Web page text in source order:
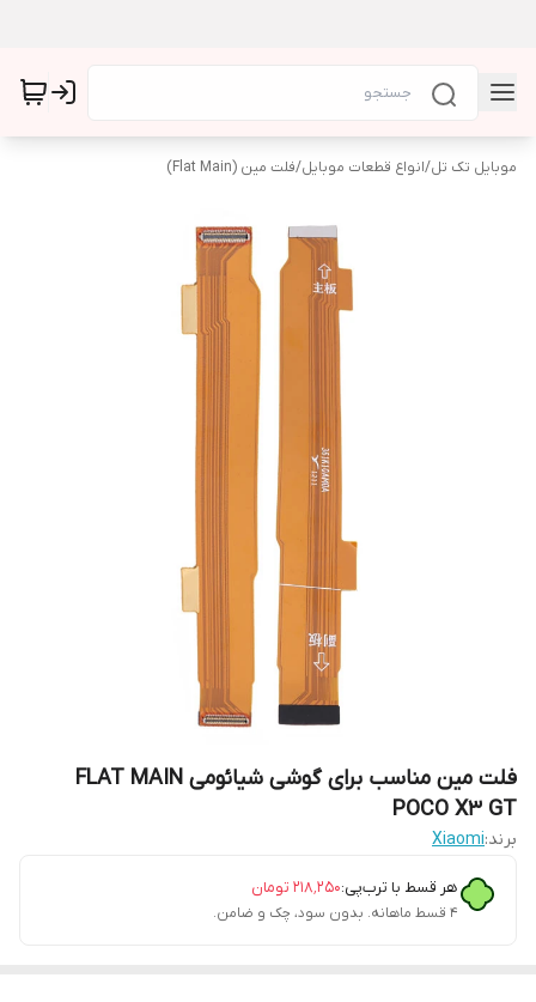
موبایل تک تل/انواع قطعات موبایل/فلت مین (Flat Main)
فلت مین مناسب برای گوشی شیائومی FLAT MAIN
POCO X3 GT
برند:Xiaomi
هر قسط با ترب‌پی:۲۱۸٬۲۵۰ تومان
۴ قسط ماهانه. بدون سود، چک و ضامن.